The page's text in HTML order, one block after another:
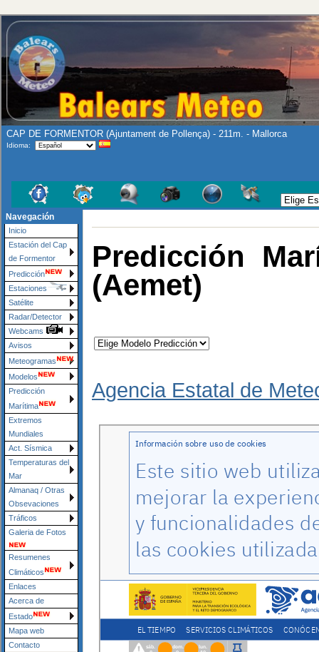
CAP DE FORMENTOR (Ajuntament de Pollença) - 211m. - Mallorca
Idioma:
Navegación
Inicio
Estación del Cap
de Formentor
Predicción
Estaciones
Satélite
Radar/Detector
Webcams
Avisos
Meteogramas
Modelos
Predicción
Marítima
Extremos
Mundiales
Act. Sísmica
Temperaturas del
Mar
Almanaq / Otras
Obsevaciones
Tráficos
Galeria de Fotos
Resumenes
Climáticos
Enlaces
Acerca de
Estado
Mapa web
Contacto
Predicción
(Aemet)
Agencia Estatal de